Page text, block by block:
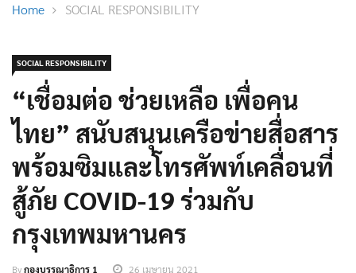
Home SOCIAL RESPONSIBILITY
SOCIAL RESPONSIBILITY
“เชื่อมต่อ ช่วยเหลือ เพื่อคน
ไทย” สนับสนุนเครือข่ายสื่อสาร
พร้อมซิมและโทรศัพท์เคลื่อนที่
สู้ภัย COVID-19 ร่วมกับ
กรุงเทพมหานคร
Byกองบรรณาธิการ 1 26 เมษายน 2021